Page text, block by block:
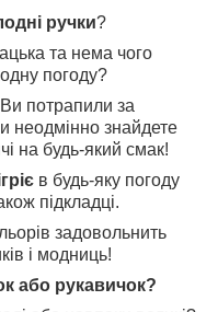
ручки?
та нема чого
погоду?
потрапили за
неодмінно знайдете
на будь-який смак!
в будь-яку погоду
підкладці.
задовольнить
і модниць!
або рукавичок?